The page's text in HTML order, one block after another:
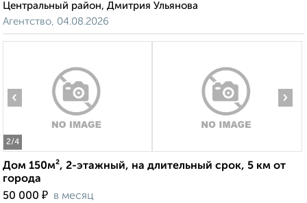
Центральный район, Дмитрия Ульянова
Агентство, 04.08.2026
2/4
‹ ›
Дом 150м², 2-этажный, на длительный срок, 5 км от
города
50 000 ₽ в месяц